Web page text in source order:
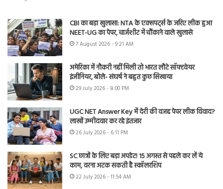
CBI का बड़ा खुलासा: NTA के एक्सपर्ट्स के जरिए लीक हुआ
NEET-UG का पेपर, चार्जशीट में चौंकाने वाले खुलासे
7 August 2026 - 9:21 AM
अमेरिका में नौकरी नहीं मिली तो भारत लौटे सॉफ्टवेयर
इंजीनियर, बोले- संघर्ष ने बहुत कुछ सिखाया
29 July 2026 - 8:00 PM
UGC NET Answer Key में देरी की वजह पेपर लीक विवाद?
लाखों उम्मीदवार कर रहे इंतजार
26 July 2026 - 6:11 PM
SC छात्रों के लिए बड़ा अपडेट! 15 अगस्त से पहले कर लें ये
काम, वरना अटक सकती है स्कॉलरशिप
22 July 2026 - 11:54 AM